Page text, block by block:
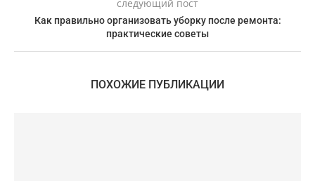
следующий пост
Как правильно организовать уборку после ремонта:
практические советы
ПОХОЖИЕ ПУБЛИКАЦИИ